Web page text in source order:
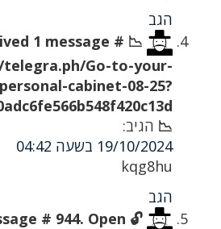
הגב
1 message #
telegra.ph/Go-to-your-
personal-cabinet-08-25?
📉 הגיב:
19/10/2024 בשעה 04:42
kqg8hu
הגב
# 944. Open